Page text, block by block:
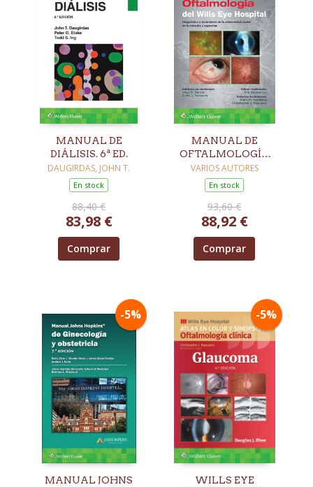
MANUAL DE
DIÁLISIS. 6ª ED.
DAUGIRDAS, JOHN T.
En stock
88,40 €
83,98 €
Comprar
MANUAL DE
OFTALMOLOGÍA
DEL WILLS EYE
HOSPITAL. 9ª ED.
VARIOS AUTORES
En stock
93,60 €
88,92 €
Comprar
-5%
MANUAL JOHNS
-5%
WILLS EYE